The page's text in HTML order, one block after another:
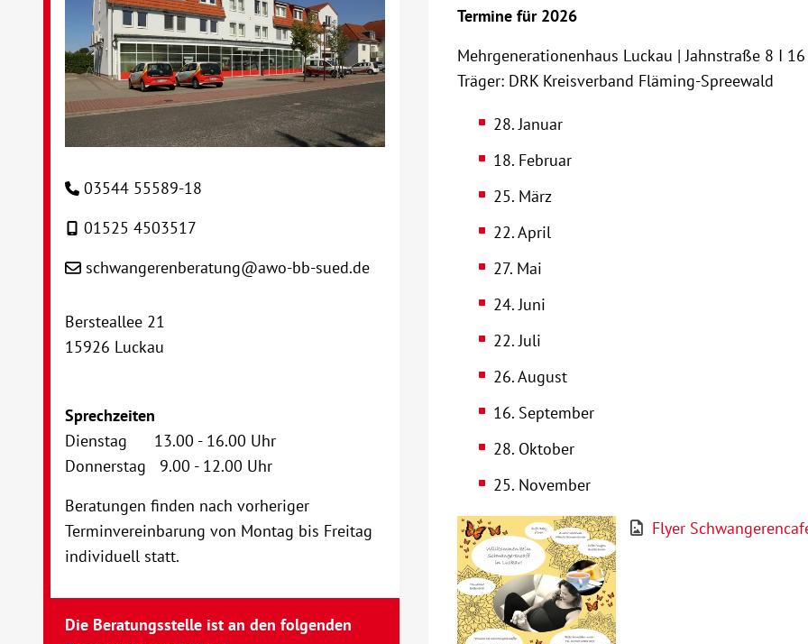
Termine für 2026
Mehrgenerationenhaus Luckau | Jahnstraße 8 I
Träger: DRK Kreisverband Fläming-Spreewald
28. Januar
18. Februar
25. März
22. April
27. Mai
24. Juni
22. Juli
26. August
16. September
28. Oktober
25. November
Flyer
03544 55589-18
01525 4503517
schwangerenberatung@awo-bb-sued.de
Bersteallee 21
15926 Luckau
Sprechzeiten
Dienstag 13.00 - 16.00 Uhr
Donnerstag 9.00 - 12.00 Uhr
Beratungen finden nach vorheriger
Terminvereinbarung von Montag bis Freitag
individuell statt.
Die Beratungsstelle ist an den folgenden